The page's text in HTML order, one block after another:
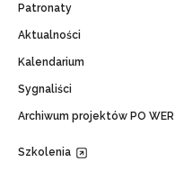
Patronaty
Aktualności
Kalendarium
Sygnaliści
Archiwum projektów PO WER
Szkolenia